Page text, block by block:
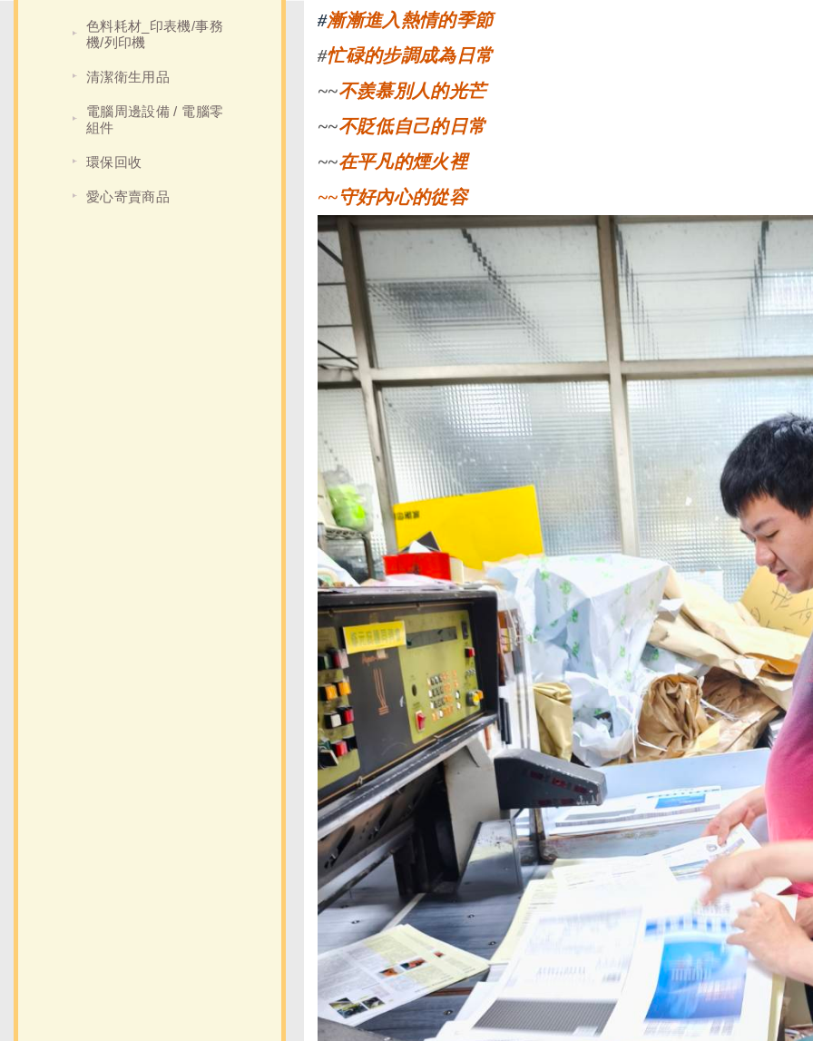
色料耗材_印表機/事務
機/列印機
清潔衛生用品
電腦周邊設備 / 電腦零
組件
環保回收
愛心寄賣商品
#漸漸進入熱情的季節
#忙碌的步調成為日常
~~不羨慕別人的光芒
~~不貶低自己的日常
~~在平凡的煙火裡
~~守好內心的從容